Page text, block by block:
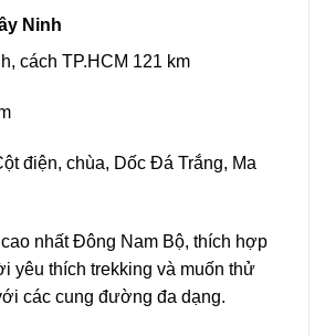
Ninh
cách TP.HCM 121 km
điện, chùa, Dốc Đá Trắng, Ma
nhất Đông Nam Bộ, thích hợp
yêu thích trekking và muốn thử
các cung đường đa dạng.